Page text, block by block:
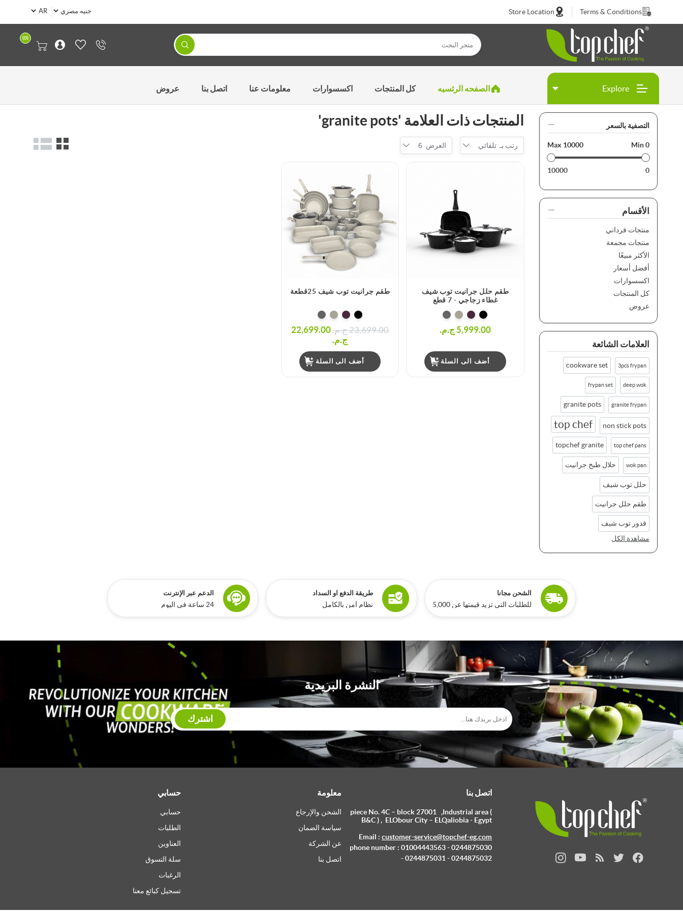
Terms & Conditions
Store Location
(0)
Explore الصفحه الرئسيه كل المنتجات اكسسوارات معلومات عنا اتصل بنا عروض
التصفية بالسعر
Min0
Max 10000
0
10000
الأقسام
منتجات فرداني
منتجات مجمعة
الأكثر مبيعًا
أفضل أسعار
اكسسوارات
كل المنتجات
عروض
العلامات الشائعة
3pcs frypan
cookware set
deep wok
frypan set
granite frypan
granite pots
non stick pots
top chef
top chef pans
topchef granite
wok pan حلال طبخ جرانيت
حلل توب شيف
طقم حلل جرانيت
قدور توب شيف
مشاهدة الكل
المنتجات ذات العلامة 'granite pots'
رتب بـ تلقائي العرض 6
طقم حلل جرانيت توب شيف
غطاء زجاجي - 7 قطع
5,999.00 ج.م.‏
أضف الى السلة
طقم جرانيت توب شيف 25قطعة
23,699.00 ج.م.‏
22,699.00
ج.م.‏
أضف الى السلة
ًالشحن مجانا
للطلبات التي تزيد قيمتها عن 15,000 جنيه مصري
طريقة الدفع او السداد
نظام آمن بالكامل
الدعم عبر الإنترنت
24 ساعة في اليوم
النشرة البريدية
اشترك
اتصل بنا
piece No. 4C – block 27001 ,Industrial area (
B&C ) , ELObour City – ELQaliobia - Egypt
Email :customer-service@topchef-eg.com
phone number : 01004443563 - 0244875030
- 0244875031 - 0244875032
معلومة
الشحن والإرجاع
سياسة الضمان
عن الشركة
اتصل بنا
حسابي
حسابي
الطلبات
العناوين
سلة التسوق
الرغبات
تسجيل كبائع معنا